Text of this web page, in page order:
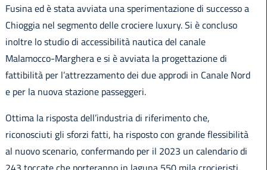
Fusina ed è stata avviata una sperimentazione di successo a
Chioggia nel segmento delle crociere luxury. Si è concluso
inoltre lo studio di accessibilità nautica del canale
Malamocco-Marghera e si è avviata la progettazione di
fattibilità per l’attrezzamento dei due approdi in Canale Nord
e per la nuova stazione passeggeri.
Ottima la risposta dell’industria di riferimento che,
riconosciuti gli sforzi fatti, ha risposto con grande flessibilità
al nuovo scenario, confermando per il 2023 un calendario di